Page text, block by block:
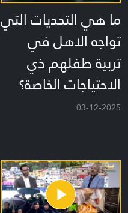
ما هي التحديات التي
تواجه الاهل في
تربية طفلهم ذي
الاحتياجات الخاصة؟
03-12-2025